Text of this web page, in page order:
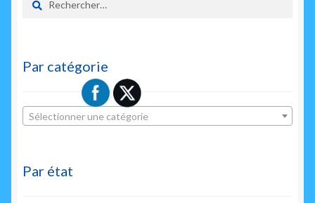
Par catégorie
Sélectionner une catégorie
Par état